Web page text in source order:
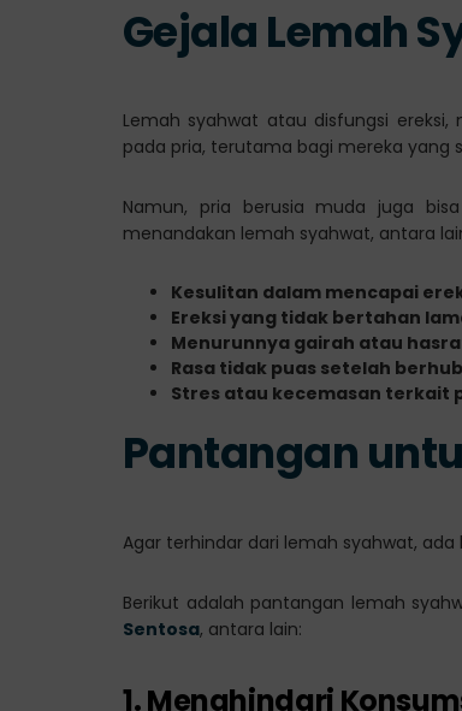
Gejala Lemah
Lemah syahwat atau disfungsi
pada pria, terutama bagi mereka yang
Namun, pria berusia muda juga
menandakan lemah syahwat, antara
Kesulitan dalam mencapai
Ereksi yang tidak bertahan
Menurunnya gairah atau
Rasa tidak puas setelah
Stres atau kecemasan terkait
Pantangan
Agar terhindar dari lemah syahwat,
Berikut adalah pantangan lemah
Sentosa, antara lain:
1. Menghindari